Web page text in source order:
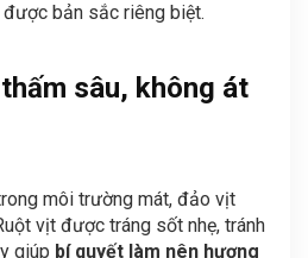
bản sắc riêng biệt.
sâu, không át
môi trường mát, đảo vịt
vịt được tráng sốt nhẹ, tránh
giúp bí quyết làm nên hương